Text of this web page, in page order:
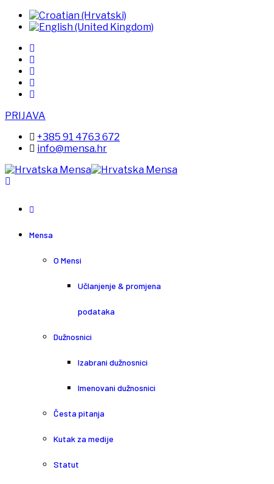
PRIJAVA
+385 91 4763 672
info@mensa.hr
Mensa
O Mensi
Učlanjenje & promjena
podataka
Dužnosnici
Izabrani dužnosnici
Imenovani dužnosnici
Česta pitanja
Kutak za medije
Statut